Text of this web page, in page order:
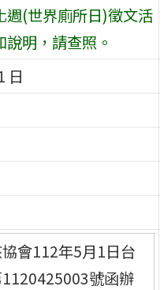
週(世界廁所日)徵文活
明，請查照。
日
會112年5月1日台
號函辦